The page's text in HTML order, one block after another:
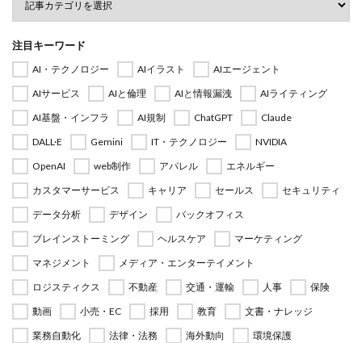
注目キーワード
AI・テクノロジー AIイラスト
AIエージェント
AIサービス
AIと倫理 AIと情報漏洩
AIライティング
AI基盤・インフラ
AI規制 ChatGPT
Claude
DALL·E
Gemini IT・テクノロジー
NVIDIA
OpenAI
web制作 アパレル
エネルギー
カスタマーサービス
キャリア セールス
セキュリティ
データ分析
デザイン
バックオフィス
ブレインストーミング
ヘルスケア
マーケティング
マネジメント
メディア・エンターテイメント
ロジスティクス
不動産 交通・運輸 人事
保険
動画
小売・EC 採用 教育
文書・ナレッジ
業務自動化
法律・法務 海外動向
環境保護